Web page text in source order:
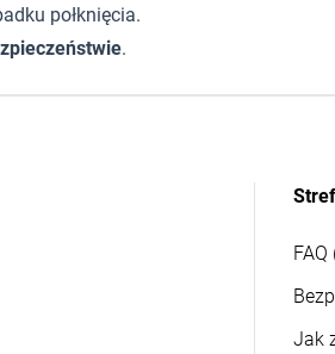
połknięcia.
.
Jak